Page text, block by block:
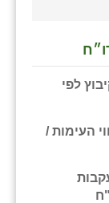
לפי
העימות /